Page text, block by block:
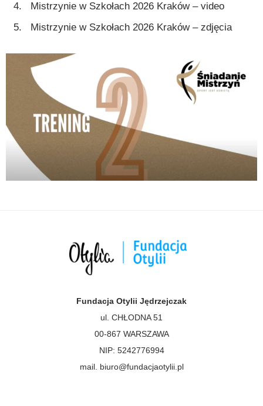
Mistrzynie w Szkołach 2026 Kraków – video
Mistrzynie w Szkołach 2026 Kraków – zdjęcia
Fundacja Otylii Jędrzejczak
ul. CHŁODNA 51
00-867 WARSZAWA
NIP: 5242776994
mail. biuro@fundacjaotylii.pl